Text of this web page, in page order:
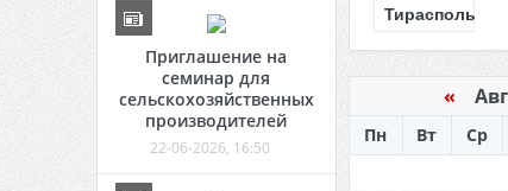
Приглашение на
семинар для
сельскохозяйственных
производителей
22-06-2026, 16:50
Тирасполь
«
Пн Вт Ср